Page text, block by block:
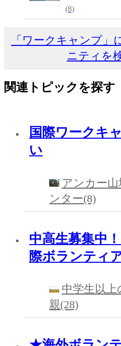
(8)
「ワークキャンプ」
ニティを
関連トピックを探す
国際ワークキ
い
アンカー
ンター(8)
中高生募集中
際ボランティ
中学生以
親(28)